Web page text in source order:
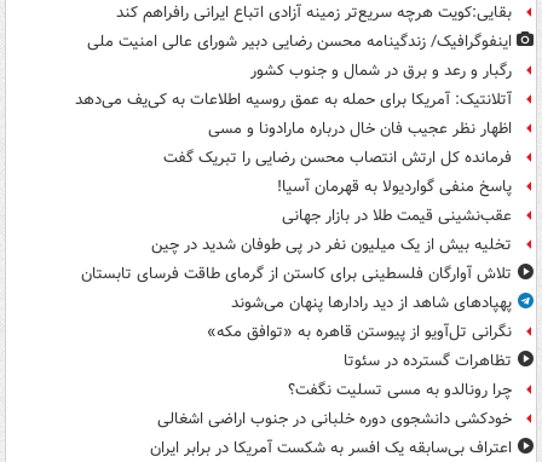
بقایی:کویت هرچه سریع‌تر زمینه آزادی اتباع ایرانی رافراهم کند
اینفوگرافیک/ زندگینامه محسن رضایی دبیر شورای عالی امنیت‌ ملی
رگبار و رعد و برق در شمال و جنوب کشور
آتلانتیک: آمریکا برای حمله به عمق روسیه اطلاعات به کی‌یف می‌دهد
اظهار نظر عجیب فان خال درباره مارادونا و مسی
فرمانده کل ارتش انتصاب محسن رضایی را تبریک گفت
پاسخ منفی گواردیولا به قهرمان آسیا!
عقب‌نشینی قیمت طلا در بازار جهانی
تخلیه بیش از یک میلیون نفر در پی طوفان شدید در چین
تلاش آوارگان فلسطینی برای کاستن از گرمای طاقت فرسای تابستان
پهپادهای شاهد از دید رادارها پنهان می‌شوند
نگرانی تل‌آویو از پیوستن قاهره به «توافق مکه»
تظاهرات گسترده در سئوتا
چرا رونالدو به مسی تسلیت نگفت؟
خودکشی دانشجوی دوره خلبانی در جنوب اراضی اشغالی
اعتراف بی‌سابقه یک افسر به شکست آمریکا در برابر ایران